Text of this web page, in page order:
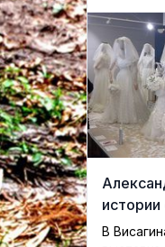
истории
В